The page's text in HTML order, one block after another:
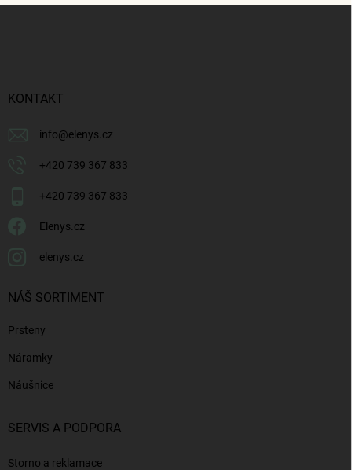
KONTAKT
info@elenys.cz
+420 739 367 833
+420 739 367 833
Elenys.cz
elenys.cz
NÁŠ SORTIMENT
Prsteny
Náramky
Náušnice
SERVIS A PODPORA
Storno a reklamace